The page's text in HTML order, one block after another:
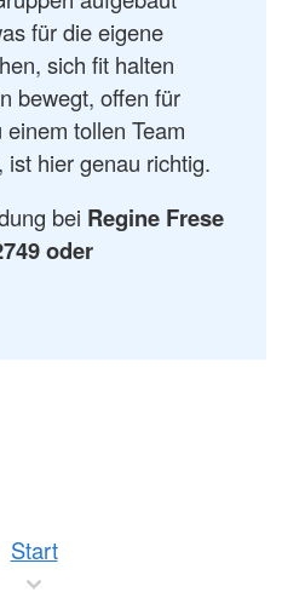
für die eigene
sich fit halten
bewegt, offen für
tollen Team
hier genau richtig.
bei Regine Frese
oder
Start